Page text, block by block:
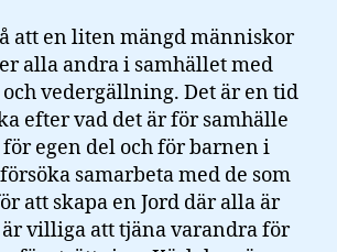
att en liten mängd människor
alla andra i samhället med
vedergällning. Det är en tid
efter vad det är för samhälle
egen del och för barnen i
samarbeta med de som
att skapa en Jord där alla är
villiga att tjäna varandra för